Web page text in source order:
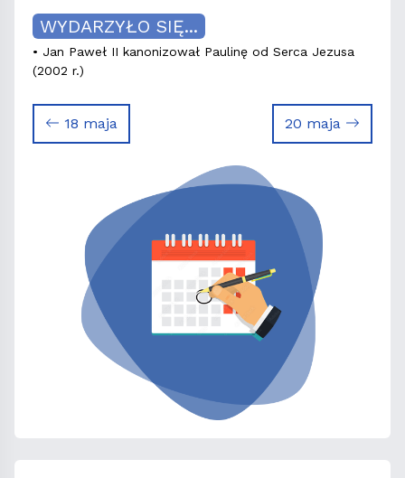
WYDARZYŁO SIĘ...
• Jan Paweł II kanonizował Paulinę od Serca Jezusa
(2002 r.)
18 maja 20 maja